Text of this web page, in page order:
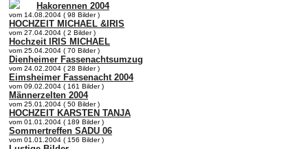
Hakorennen 2004
vom 14.08.2004 ( 98 Bilder )
HOCHZEIT MICHAEL &IRIS
vom 27.04.2004 ( 2 Bilder )
Hochzeit IRIS MICHAEL
vom 25.04.2004 ( 70 Bilder )
Dienheimer Fassenachtsumzug
vom 24.02.2004 ( 28 Bilder )
Eimsheimer Fassenacht 2004
vom 09.02.2004 ( 161 Bilder )
Männerzelten 2004
vom 25.01.2004 ( 50 Bilder )
HOCHZEIT KARSTEN TANJA
vom 01.01.2004 ( 189 Bilder )
Sommertreffen SADU 06
vom 01.01.2004 ( 156 Bilder )